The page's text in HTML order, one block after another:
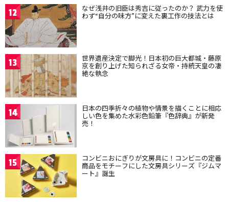
12 なぜ浅井の旧臣は秀吉に従ったのか？ 武力を使
わず“自分の味方”に変えた裏工作の技法とは
13 世界遺産決定で脚光！日本初の巨大都城・藤原
京を創り上げた知られざる女帝・持統天皇の凄
絶な執念
14 日本の四季折々の植物や情景を描くことに相応
しい色を集めた水彩色鉛筆『色辞典』が新発
売！
15 コンビニおにぎりが文房具に！コンビニの定番
商品をモチーフにした文房具シリーズ『ジムマ
ート』誕生